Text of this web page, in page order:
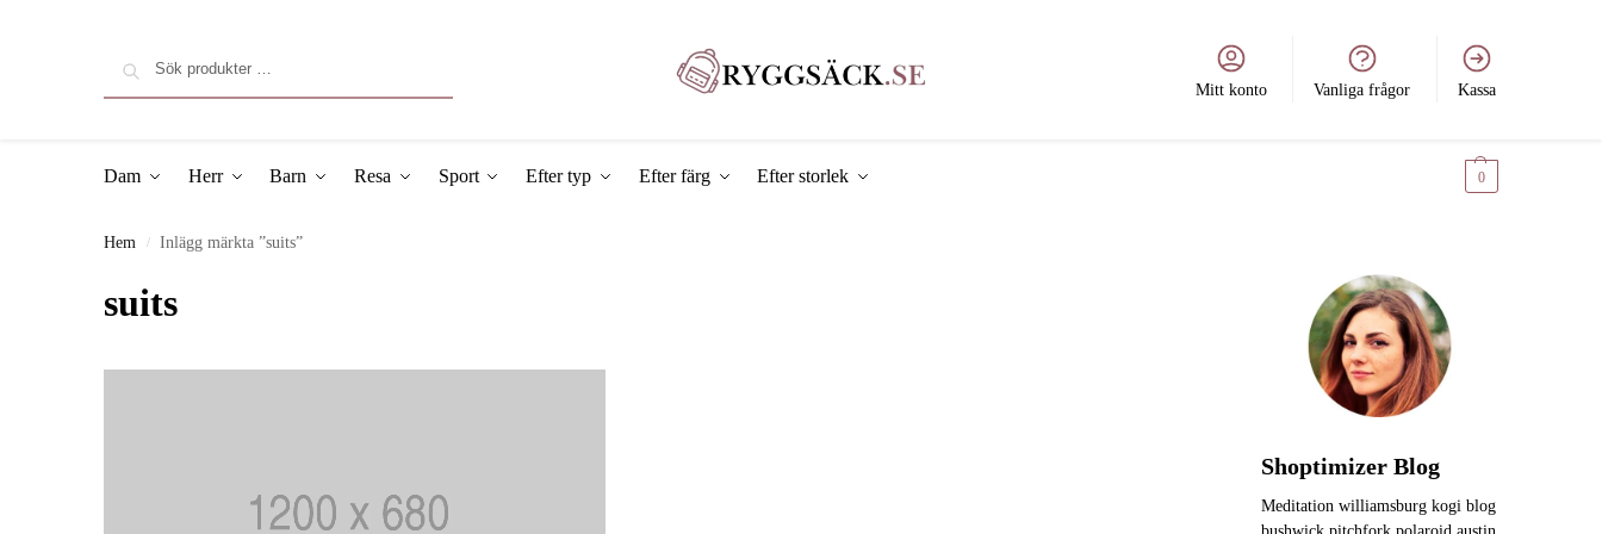
Mitt konto Vanliga frågor Kassa
Dam Herr Barn Resa Sport Efter typ Efter färg Efter storlek 0
Hem / Inlägg märkta ”suits”
suits
Shoptimizer Blog
Meditation williamsburg kogi blog